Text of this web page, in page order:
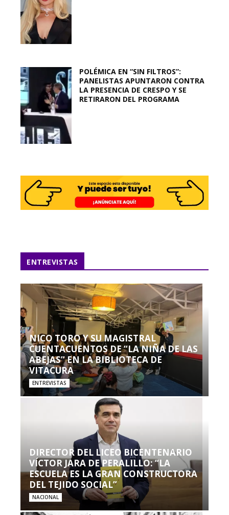
POLÉMICA EN “SIN FILTROS”:
PANELISTAS APUNTARON CONTRA
LA PRESENCIA DE CRESPO Y SE
RETIRARON DEL PROGRAMA
ENTREVISTAS
NICO TORO Y SU MAGISTRAL
CUENTACUENTOS DE “LA NIÑA DE LAS
ABEJAS” EN LA BIBLIOTECA DE
VITACURA
ENTREVISTAS
DIRECTOR DEL LICEO BICENTENARIO
VÍCTOR JARA DE PERALILLO: “LA
ESCUELA ES LA GRAN CONSTRUCTORA
DEL TEJIDO SOCIAL”
NACIONAL